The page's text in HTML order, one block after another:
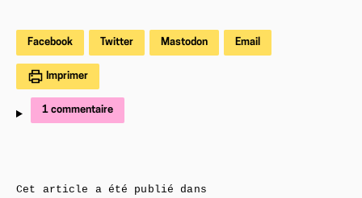
Facebook Twitter Mastodon Email
Imprimer
1 commentaire
Cet article a été publié dans